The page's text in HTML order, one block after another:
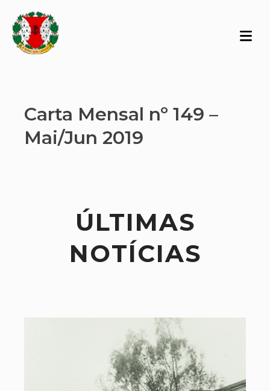
Carta Mensal nº 149 –
Mai/Jun 2019
ÚLTIMAS
NOTÍCIAS